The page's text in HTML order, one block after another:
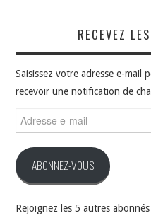
RECEVEZ
Saisissez votre adresse e-mail
recevoir une notification de
e-
ABONNEZ-VOUS
Rejoignez les 5 autres abonnés